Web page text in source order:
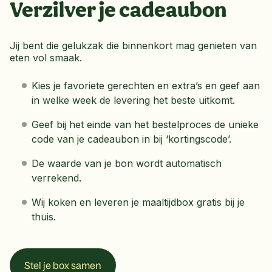
Verzilver je cadeaubon
Jij bent die gelukzak die binnenkort mag genieten van
eten vol smaak.
Kies je favoriete gerechten en extra’s en geef aan
in welke week de levering het beste uitkomt.
Geef bij het einde van het bestelproces de unieke
code van je cadeaubon in bij ‘kortingscode’.
De waarde van je bon wordt automatisch
verrekend.
Wij koken en leveren je maaltijdbox gratis bij je
thuis.
Stel je box samen